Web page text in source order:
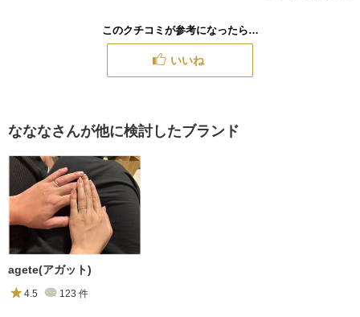
このクチコミが参考になったら…
いいね
なななさんが他に検討したブランド
agete(アガット)
4.5 123 件